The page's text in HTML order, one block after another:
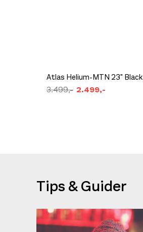
Atlas Helium-MTN 23" Black
3.499,- 2.499,-
Tips & Guider